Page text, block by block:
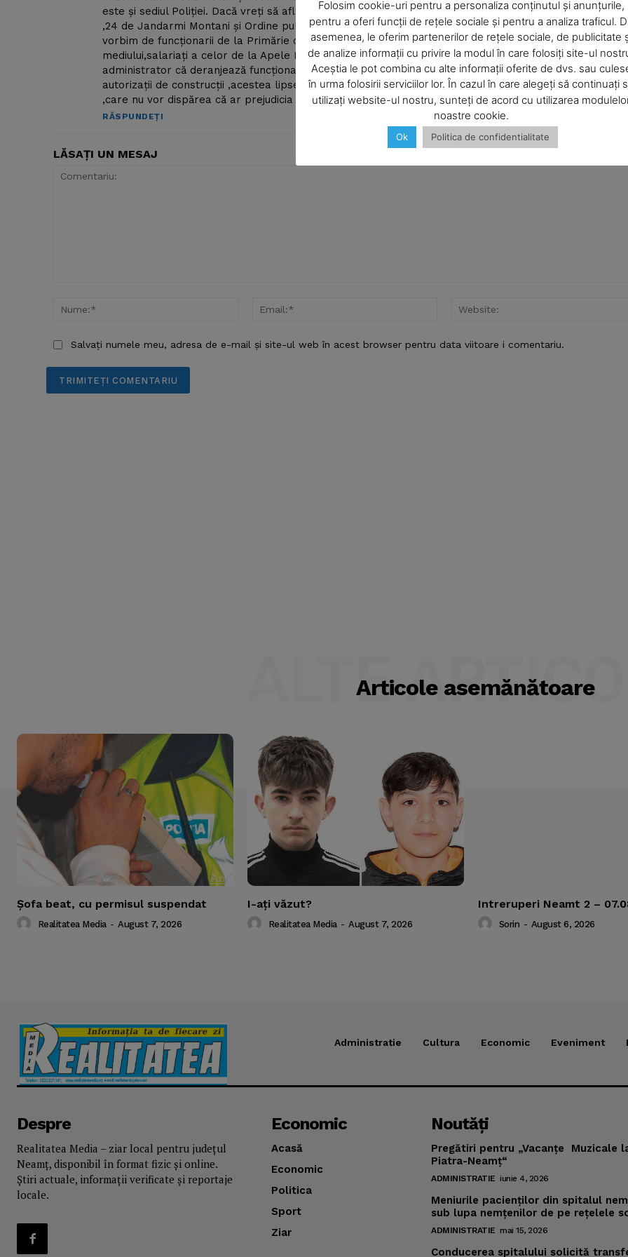
Company
About
Contact us
Subscription Plans
My account
este și sediul Poliției. Dacă vreți să aflați nr.polițiștilor sunt 36 la Poliția Națională , 5 la Poliția Locală
,24 de Jandarmi Montani și Ordine publică la un nr de sub 6500 de locuitori cât are Bicazul. Nu mai
vorbim de funcționarii de la Primărie care unii dintre aceștia au atribuțiuni pe linia protecției
mediului,salariați a celor de la Apele Române. Sunt convins de faptul că și acest mesaj este șters de
administrator că deranjează funcționarii înalți din Primăria or.Bicaz .Vorbiți în articol și de acele
autorizații de construcții ,acestea lipsesc la unele clădiri din centru orașului ce să mai vorbim de
,care nu vor dispărea că ar prejudicia votul PSD ului în viitor.
RĂSPUNDEȚI
LĂSAȚI UN MESAJ
Nume:*
Email:*
Salvați numele meu, adresa de e-mail și site-ul web în acest browser pentru data viitoare i comentariu.
Articole asemănătoare
ALTE
Şofa beat, cu permisul suspendat
Realitatea Media - August 7, 2026
I-aţi văzut?
Realitatea Media - August 7, 2026
Intreruperi Neamt 2 –
Sorin - August 6, 2026
Administratie Cultura Economic Eveniment
Despre
Realitatea Media – ziar local pentru județul
Neamț, disponibil în format fizic și online.
Știri actuale, informații verificate și reportaje
locale.
Economic
Acasă
Economic
Politica
Sport
Ziar
Noutăţi
Pregătiri pentru „Vacanţe Muzicale
Piatra-Neamţ“
ADMINISTRATIE iunie 4, 2026
Meniurile pacienţilor din spitalul
sub lupa nemţenilor de pe reţelele
ADMINISTRATIE mai 15, 2026
Conducerea spitalului solicită
Folosim cookie-uri pentru a personaliza conținutul și anunțurile,
pentru a oferi funcții de rețele sociale și pentru a analiza traficul.
asemenea, le oferim partenerilor de rețele sociale, de publicitate
de analize informații cu privire la modul în care folosiți site-ul
Aceștia le pot combina cu alte informații oferite de dvs. sau
în urma folosirii serviciilor lor. În cazul în care alegeți să continuați
utilizați website-ul nostru, sunteți de acord cu utilizarea
noastre cookie.
Ok Politica de confidentialitate